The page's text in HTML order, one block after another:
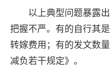
以上典型问题暴露
把握不严。有的自行其
转嫁费用；有的发文数
减负若干规定》。